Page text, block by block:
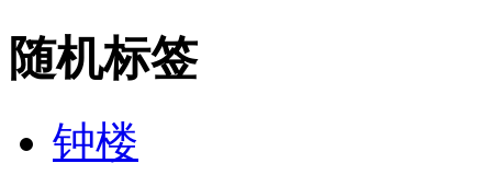
随机标签
钟楼